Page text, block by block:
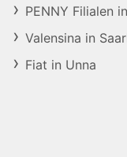
PENNY Filialen
Valensina in
Fiat in Unna